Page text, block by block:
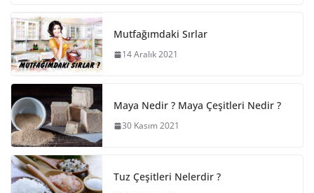
Mutfağımdaki Sırlar
14 Aralık 2021
Maya Nedir ? Maya Çeşitleri Nedir ?
30 Kasım 2021
Tuz Çeşitleri Nelerdir ?